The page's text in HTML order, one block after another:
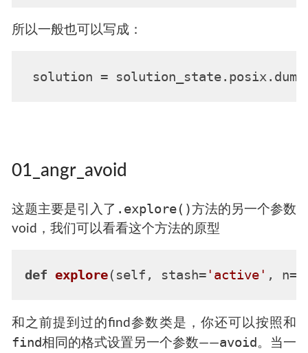
所以一般也可以写成：
solution =
01_angr_avoid
这题主要是引入了 .explore()方法的另一个参数
void，我们可以看看这个方法的原型
def explore( self, stash='active' , n=
和之前提到过的find参数类是，你还可以按照和
find相同的格式设置另一个参数——avoid。当一